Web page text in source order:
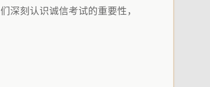
深刻认识诚信考试的重要性，